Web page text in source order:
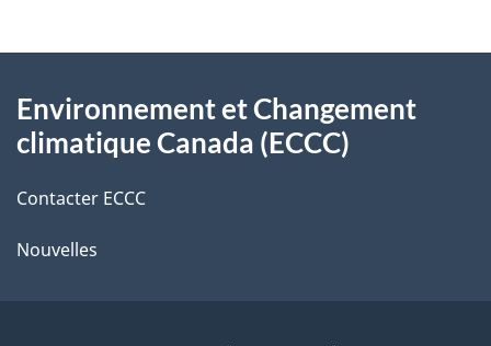
l
s
d
e
l
o
t
r
r
t
propos
de
ce
site
Environnement et Changement
climatique Canada (ECCC)
Contacter ECCC
Nouvelles